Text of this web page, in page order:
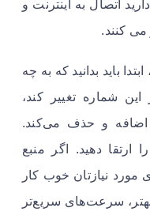
اتصال به اینترنت و
کنند.
باید بدانید که به چه
این شماره تغییر کند،
اضافه و حذف می‌کند.
ارتقا دهید. اگر منبع
مورد نیازتان خوب کار
بهتر، سرعت‌های سریع‌تر